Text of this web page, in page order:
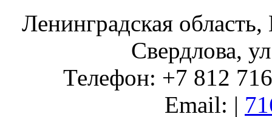
Ленинградская
Свердлова,
Телефон: +7 812
Email: |